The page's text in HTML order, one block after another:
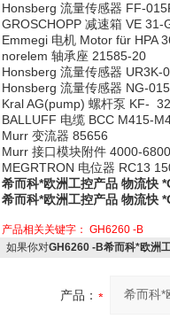
Honsberg 流量传感器 FF-
GROSCHOPP 减速箱 VE 31-
Emmegi 电机 Motor für HPA
norelem 轴承座 21585-20
Honsberg 流量传感器 UR3K-
Honsberg 流量传感器 NG-
Kral AG(pump) 螺杆泵 KF-
BALLUFF 电缆 BCC M415-
Murr 变流器 85656
Murr 接口模块附件 4000-
MEGRTRON 电位器 RC13
希而科*欧洲工控产品 物流快
希而科*欧洲工控产品 物流快
产品相关关键字： GH6260 -B
如果你对GH6260 -B希而科*欧洲
产品：